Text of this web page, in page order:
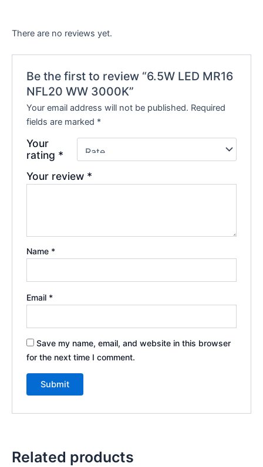
There are no reviews yet.
Be the first to review “6.5W LED MR16
NFL20 WW 3000K”
Your email address will not be published. Required
fields are marked *
Your
rating *
Your review *
Name *
Email *
Save my name, email, and website in this browser
for the next time I comment.
Related products